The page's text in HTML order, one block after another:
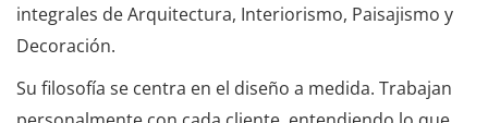
integrales de Arquitectura, Interiorismo, Paisajismo y
Decoración.
Su filosofía se centra en el diseño a medida. Trabajan